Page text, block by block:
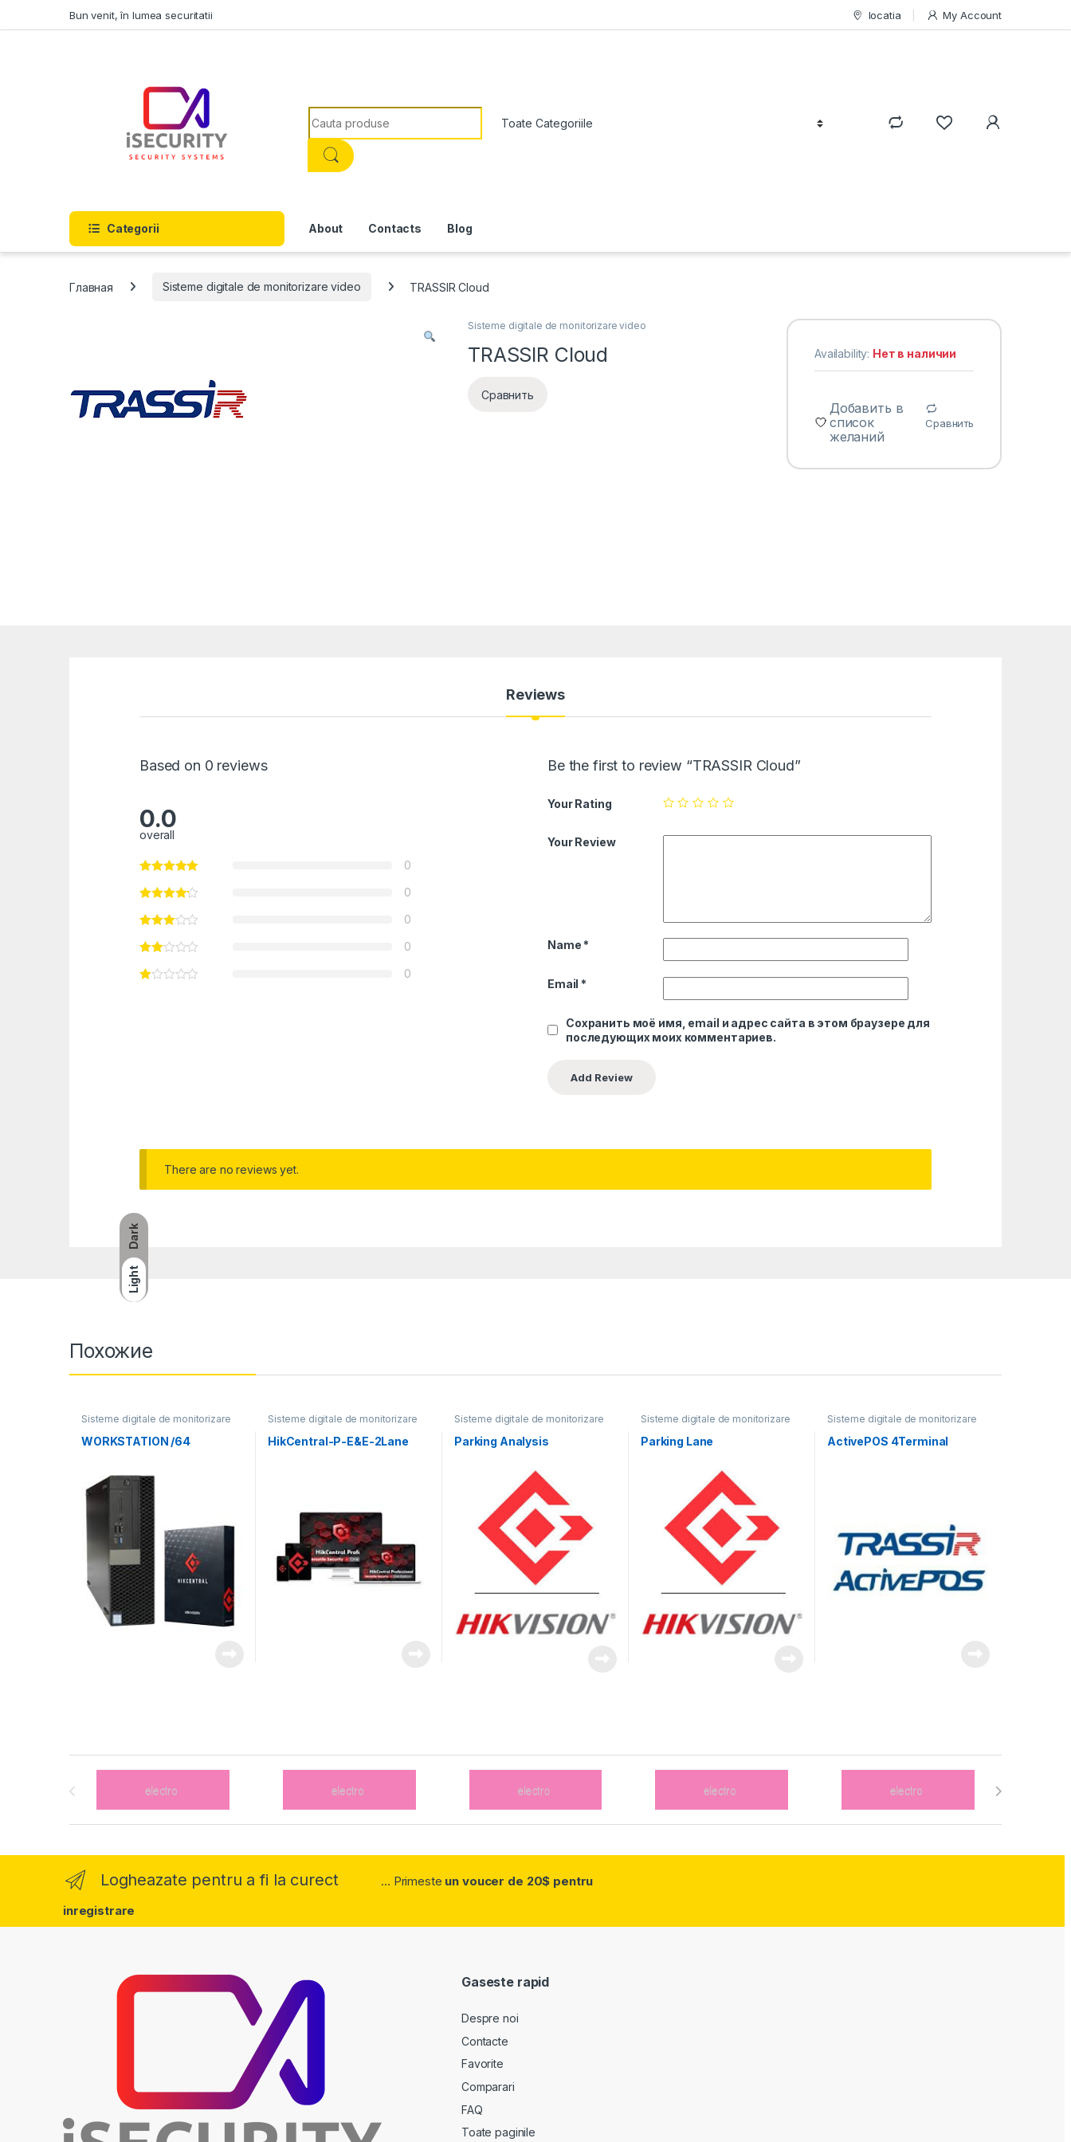
Dark
Light
Bun venit, în lumea securitatii locatia My Account
Search for:
Categorii About Contacts Blog
Главная Sisteme digitale de monitorizare video TRASSIR Cloud
Sisteme digitale de monitorizare video
TRASSIR Cloud
Сравнить
Availability: Нет в наличии
Добавить в
список
желаний
Сравнить
Reviews
Based on 0 reviews
0.0
overall
0
0
0
0
0
Be the first to review “TRASSIR Cloud”
Your Rating
Your Review
Name *
Email *
Сохранить моё имя, email и адрес сайта в этом браузере для
последующих моих комментариев.
There are no reviews yet.
Похожие
Sisteme digitale de monitorizare
WORKSTATION /64
Sisteme digitale de monitorizare
HikCentral-P-E&E-2Lane
Sisteme digitale de monitorizare
Parking Analysis
Sisteme digitale de monitorizare
Parking Lane
Sisteme digitale de monitorizare
ActivePOS 4Terminal
Brands Carousel
Logheazate pentru a fi la curect ... Primeste un voucer de 20$ pentru
inregistrare
Gaseste rapid
Despre noi
Contacte
Favorite
Comparari
FAQ
Toate paginile